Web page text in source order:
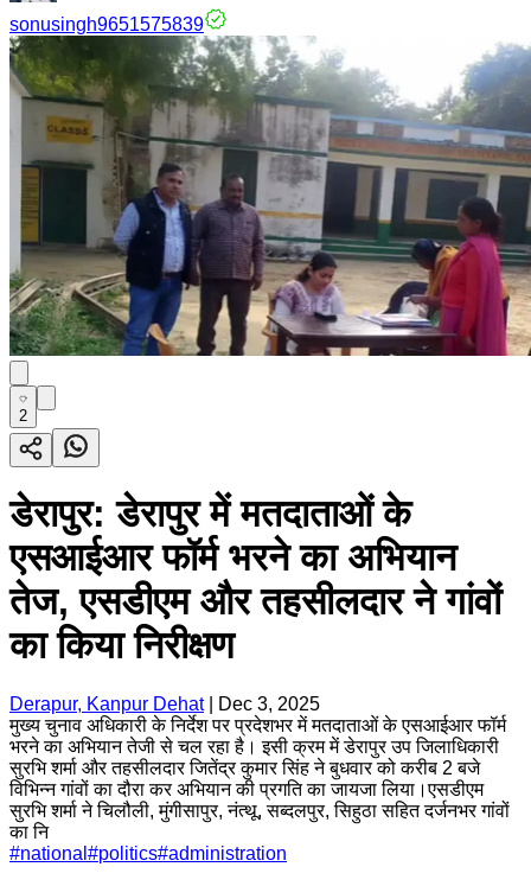
sonusingh9651575839
2
डेरापुर: डेरापुर में मतदाताओं के
एसआईआर फॉर्म भरने का अभियान
तेज, एसडीएम और तहसीलदार ने गांवों
का किया निरीक्षण
Derapur, Kanpur Dehat|
Dec 3, 2025
मुख्य चुनाव अधिकारी के निर्देश पर प्रदेशभर में मतदाताओं के एसआईआर फॉर्म
भरने का अभियान तेजी से चल रहा है। इसी क्रम में डेरापुर उप जिलाधिकारी
सुरभि शर्मा और तहसीलदार जितेंद्र कुमार सिंह ने बुधवार को करीब 2 बजे
विभिन्न गांवों का दौरा कर अभियान की प्रगति का जायजा लिया।एसडीएम
सुरभि शर्मा ने चिलौली, मुंगीसापुर, नंत्थू, सब्दलपुर, सिहुठा सहित दर्जनभर गांवों
का नि
#national #politics#administration